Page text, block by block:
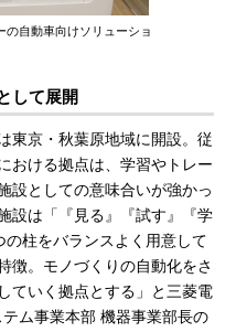
の自動車向けソリューショ
して展開
東京・秋葉原地域に開設。従
おける拠点は、学習やトレー
設としての意味合いが強かっ
設は「『見る』『試す』『学
の柱をバランスよく用意して
徴。モノづくりの自動化をさ
ていく拠点とする」と三菱電
テム事業本部 機器事業部長の